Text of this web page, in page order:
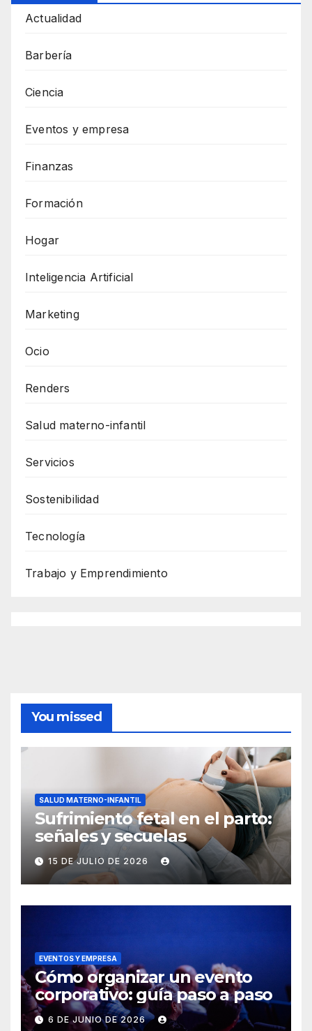
Actualidad
Barbería
Ciencia
Eventos y empresa
Finanzas
Formación
Hogar
Inteligencia Artificial
Marketing
Ocio
Renders
Salud materno-infantil
Servicios
Sostenibilidad
Tecnología
Trabajo y Emprendimiento
You missed
SALUD MATERNO-INFANTIL
Sufrimiento fetal en el parto:
señales y secuelas
15 DE JULIO DE 2026
EVENTOS Y EMPRESA
Cómo organizar un evento
corporativo: guía paso a paso
6 DE JUNIO DE 2026